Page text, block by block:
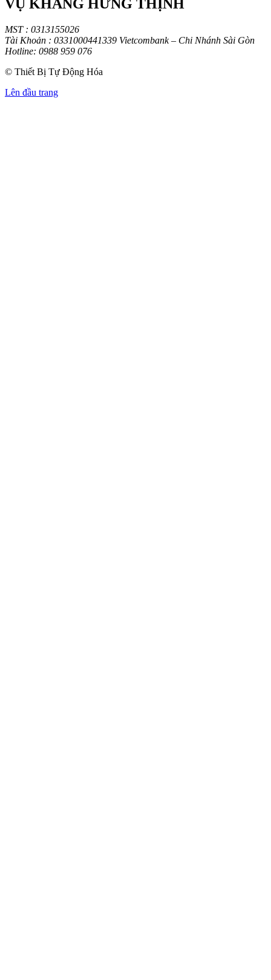
VỤ KHANG HƯNG THỊNH
MST : 0313155026
Tài Khoản : 0331000441339 Vietcombank – Chi Nhánh Sài Gòn
Hotline: 0988 959 076
© Thiết Bị Tự Động Hóa
Lên đầu trang